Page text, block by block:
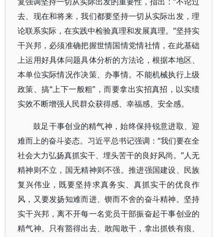
去、现在和将来，我们都要坚持一切从实际出发，理
论联系实际，在实践中检验真理和发展真理。”坚持实
干兴邦，必须准确把握世情国情党情社情，在此基础
上运用好具体问题具体分析的方法论，根据本地区、
本单位实际情况作决策、办事情。不能机械执行上级
政策、搞“上下一般粗”，而要拿出实招真招，以实绩
实效不断增强人民群众获得感、幸福感、安全感。
鼓足干事创业的精气神，始终保持锐意进取、迎
难而上的奋斗姿态。习近平总书记强调：“我们要在全
社会大力弘扬真抓实干、埋头苦干的良好风尚。”人无
精神则不立，国无精神则不强。推进强国建设、民族
复兴伟业，既要坚持求真务实、真抓实干的优良作
风，又要发扬知难而进、锲而不舍的奋斗精神。坚持
实干兴邦，离不开每一名党员干部振奋起干事创业的
精气神。只有豁得出去、敢闯敢干，拿出抓铁有痕、